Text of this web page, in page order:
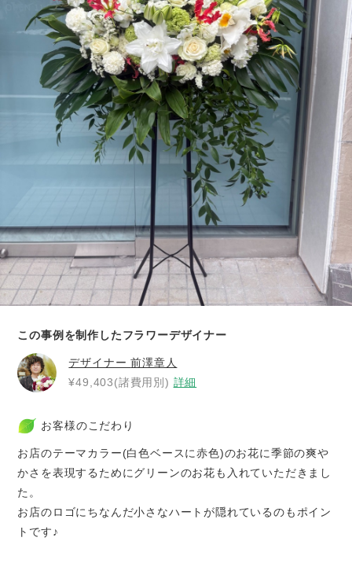
この事例を制作したフラワーデザイナー
デザイナー前澤章人
¥49,403(諸費用別) 詳細
お客様のこだわり
お店のテーマカラー(白色ベースに赤色)のお花に季節の爽や
かさを表現するためにグリーンのお花も入れていただきまし
た。
お店のロゴにちなんだ小さなハートが隠れているのもポイン
トです♪